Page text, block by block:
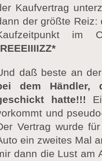
Kaufvertrag
der größte Reiz:
im
daß beste an
dem Händler,
hatte!!!
und
Vertrag wurde
ein zweites Mal
dann die Lust am